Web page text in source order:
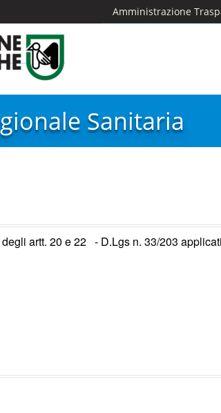
Amministrazione
Sanitaria
artt. 20 e 22 - D.Lgs n. 33/203